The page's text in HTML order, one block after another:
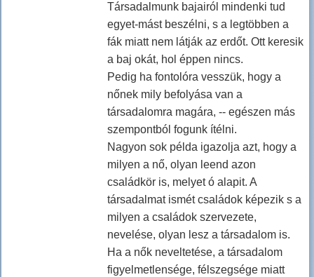
Társadalmunk bajairól mindenki tud
egyet-mást beszélni, s a legtöbben a
fák miatt nem látják az erdőt. Ott keresik
a baj okát, hol éppen nincs.
Pedig ha fontolóra vesszük, hogy a
nőnek mily befolyása van a
társadalomra magára, -- egészen más
szempontból fogunk ítélni.
Nagyon sok példa igazolja azt, hogy a
milyen a nő, olyan leend azon
családkör is, melyet ó alapit. A
társadalmat ismét családok képezik s a
milyen a családok szervezete,
nevelése, olyan lesz a társadalom is.
Ha a nők neveltetése, a társadalom
figyelmetlensége, félszegsége miatt